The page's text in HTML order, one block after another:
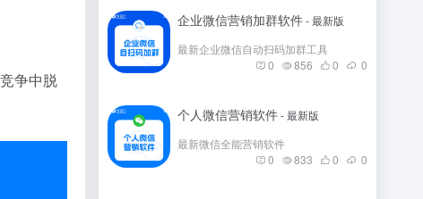
争中脱
企业微信营销加群软件- 最新版
最新企业微信自动扫码加群工具
0
856 0 0
个人微信营销软件- 最新版
最新微信全能营销软件
0
833 0 0